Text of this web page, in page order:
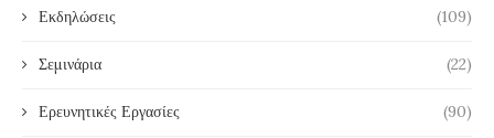
Εκδηλώσεις (109)
Σεμινάρια (22)
Ερευνητικές Εργασίες (90)